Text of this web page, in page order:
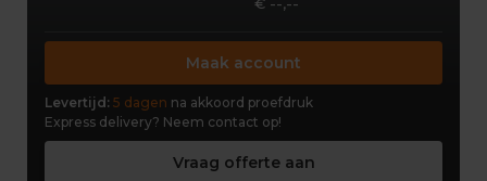
Maak account
Levertijd: 5 dagen na akkoord proefdruk
Express delivery? Neem contact op!
Vraag offerte aan